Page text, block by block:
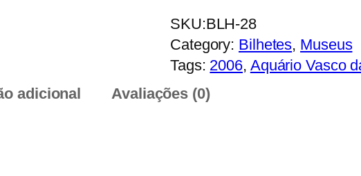
a
n
t
d
SKU:BLH-28
Category: Bilhetes, Museus
Tags: 2006, Aquário Vasco
adicional Avaliações (0)